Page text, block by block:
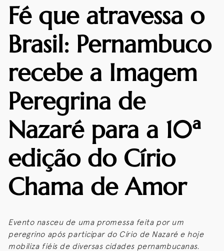
Fé que atravessa o
Brasil: Pernambuco
recebe a Imagem
Peregrina de
Nazaré para a 10ª
edição do Círio
Chama de Amor
Evento nasceu de uma promessa feita por um
peregrino após participar do Círio de Nazaré e hoje
mobiliza fiéis de diversas cidades pernambucanas.